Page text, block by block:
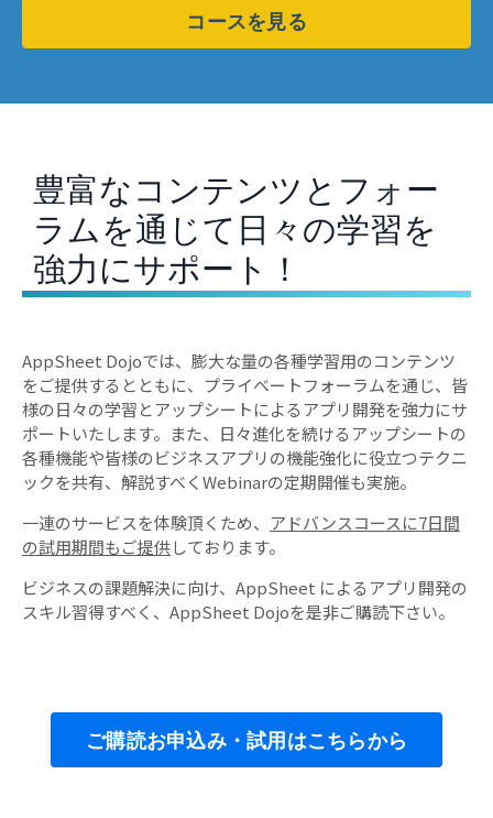
コースを見る
豊富なコンテンツとフォー
ラムを通じて日々の学習を
強力にサポート！
AppSheet Dojoでは、膨大な量の各種学習用のコンテンツ
をご提供するとともに、プライベートフォーラムを通じ、皆
様の日々の学習とアップシートによるアプリ開発を強力にサ
ポートいたします。また、日々進化を続けるアップシートの
各種機能や皆様のビジネスアプリの機能強化に役立つテクニ
ックを共有、解説すべくWebinarの定期開催も実施。
一連のサービスを体験頂くため、 アドバンスコースに7日間
の試用期間もご提供しております。
ビジネスの課題解決に向け、AppSheet によるアプリ開発の
スキル習得すべく、AppSheet Dojoを是非ご購読下さい。
ご購読お申込み・試用はこちらから